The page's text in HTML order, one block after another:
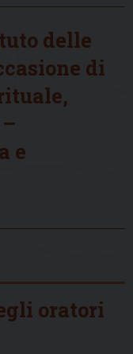
delle
di
e
oratori